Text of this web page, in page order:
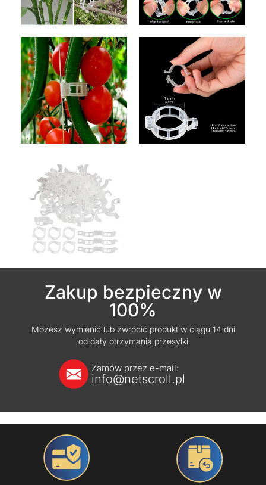
Zakup bezpieczny w
100%
Możesz wymienić lub zwrócić produkt w ciągu 14 dni
od daty otrzymania przesyłki
Zamów przez e-mail:
info@netscroll.pl